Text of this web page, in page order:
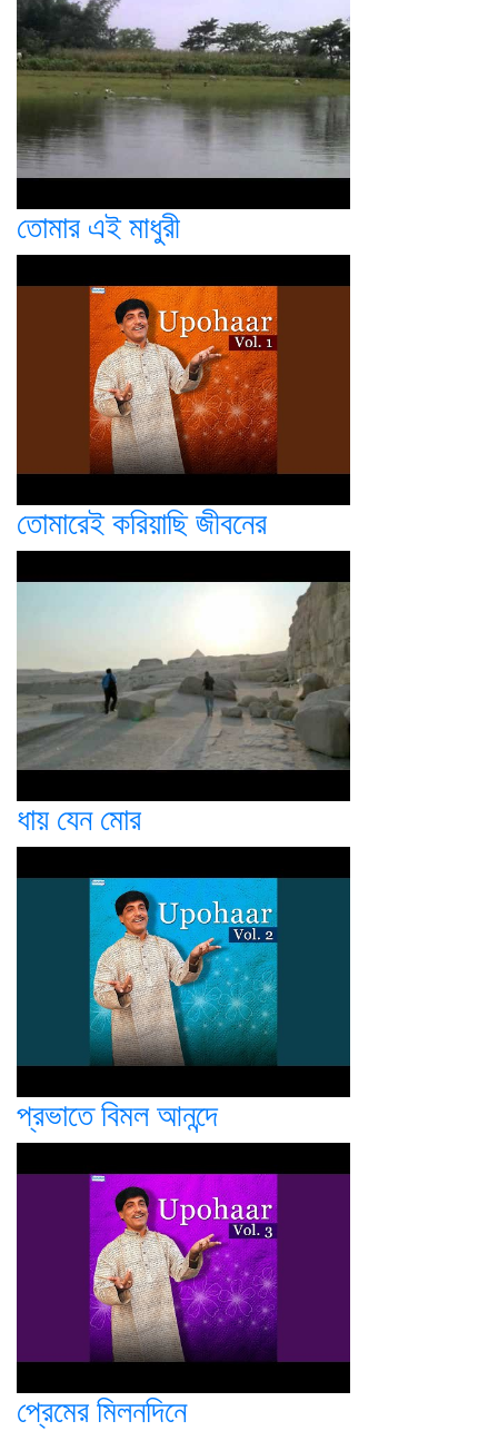
তোমার এই মাধুরী
তোমারেই করিয়াছি জীবনের
ধায় যেন মোর
প্রভাতে বিমল আনন্দে
প্রেমের মিলনদিনে